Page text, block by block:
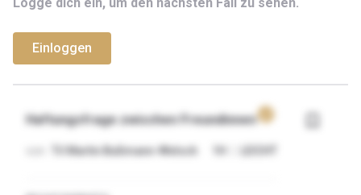
Einloggen
Haftungsfrage zwischen Freundinnenverified
Til Martin Bußmann-Welsch